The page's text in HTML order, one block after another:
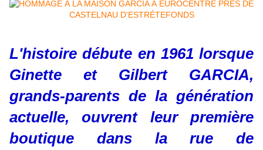
L'histoire débute en 1961 lorsque
Ginette et Gilbert GARCIA,
grands-parents de la génération
actuelle, ouvrent leur première
boutique dans la rue de